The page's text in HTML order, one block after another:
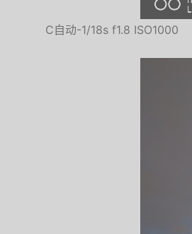
C自动-1/18s f1.8 ISO1000